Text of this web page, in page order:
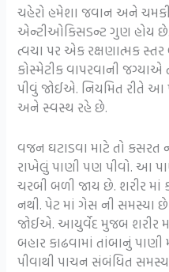
ચહેરો હમેશા જવાન અને
એન્ટીઓકિસડન્ટ ગુણ હોય છે.
ત્વચા પર એક રક્ષણાત્મક
કોસ્મેટીક વાપરવાની
પીવું જોઈએ. નિયમિત રીતે આ
અને સ્વસ્થ રહે છે.
વજન ઘટાડવા માટે તો કસરત
રાખેલું પાણી પણ પીવો. આ
ચરબી બળી જાય છે. શરીર માં
નથી. પેટ માં ગેસ ની સમસ્યા છે
જોઈએ. આયુર્વેદ મુજબ શરીર માં
બહાર કાઢવામાં તાંબાનું
પીવાથી પાચન સંબંધિત